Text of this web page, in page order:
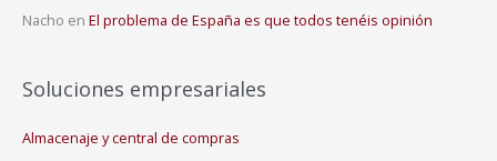
Nacho en El problema de España es que todos tenéis opinión
Soluciones empresariales
Almacenaje y central de compras